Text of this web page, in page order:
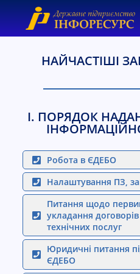
zoom_out Зменшити
Збільшити
remove_circle_outline Зменшити
add_circle_outline Збільшити
brightness_high Яскравіший
brightness_low Темніший
format_underlined Підкреслені
font_download Позначити
НАЙЧАСТІШІ
І. ПОРЯДОК
Робота в ЄДЕБО
Налаштування ПЗ,
Питання щодо
укладання
технічних послуг
Юридичні питання
ЄДЕБО